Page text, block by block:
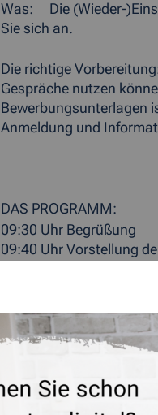
Was: Die (Wieder-
Sie sich an.
Die richtige
Gespräche
Bewerbungsunterlagen
Anmeldung und
Hannah
DAS PROGRAMM:
09:30 Uhr Begrüßung
09:40 Uhr Vorstellung
10:00 Uhr Job-Speed-